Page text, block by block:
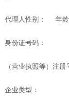
代理人性别： 年龄
身份证号码：
（营业执照等）注册
企业类型：